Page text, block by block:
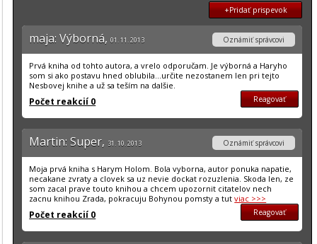
+Pridať prispevok
maja: Výborná,01. 11. 2013 Oznámiť správcovi
Prvá kniha od tohto autora, a vrelo odporučam. Je výborná a Haryho
som si ako postavu hned oblubila...určite nezostanem len pri tejto
Nesbovej knihe a už sa teším na dalšie.
Počet reakcií 0 Reagovať
Martin: Super, 31. 10. 2013 Oznámiť správcovi
Moja prvá kniha s Harym Holom. Bola vyborna, autor ponuka napatie,
necakane zvraty a clovek sa uz nevie dockat rozuzlenia. Skoda len, ze
som zacal prave touto knihou a chcem upozornit citatelov nech
zacnu knihou Zrada, pokracuju Bohynou pomsty a tutviac >>>
Počet reakcií 0 Reagovať